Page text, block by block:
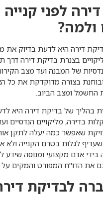
לפני
ולמה?
דירה היא לדעת בדיוק את
בצנרת בדיקת דירה דרך
של המבנה ועד מצב
בצורה מדוקדקת את כל
החשמל ומצב הביוב.
בהליך של בדיקת דירה היא
בדירה, מליקויים הנדסיים
שאפשר כמה יעלה לתקן
לגלות בטרם הקנייה ולא
אדם מקצועי ומנוסה שידע
את הדו"ח המפורט והמקים על
לבדיקת